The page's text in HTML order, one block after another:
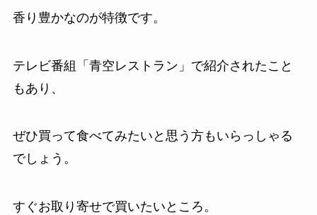
香り豊かなのが特徴です。
テレビ番組「青空レストラン」で紹介されたこと
もあり、
ぜひ買って食べてみたいと思う方もいらっしゃる
でしょう。
すぐお取り寄せで買いたいところ。